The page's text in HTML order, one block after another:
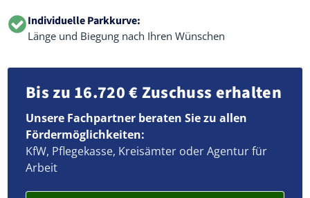
Individuelle Parkkurve:
Länge und Biegung nach Ihren Wünschen
Bis zu 16.720 € Zuschuss erhalten
Unsere Fachpartner beraten Sie zu allen
Fördermöglichkeiten:
KfW, Pflegekasse, Kreisämter oder Agentur für
Arbeit